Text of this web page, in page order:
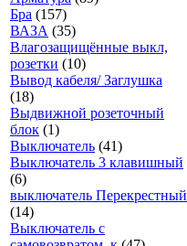
Бра (157)
ВАЗА (35)
Влагозащищённые выкл,
розетки (10)
Вывод кабеля/ Заглушка
(18)
Выдвижной розеточный
блок (1)
Выключатель (41)
Выключатель 3 клавишный
(6)
выключатель Перекрестный
(14)
Выключатель с